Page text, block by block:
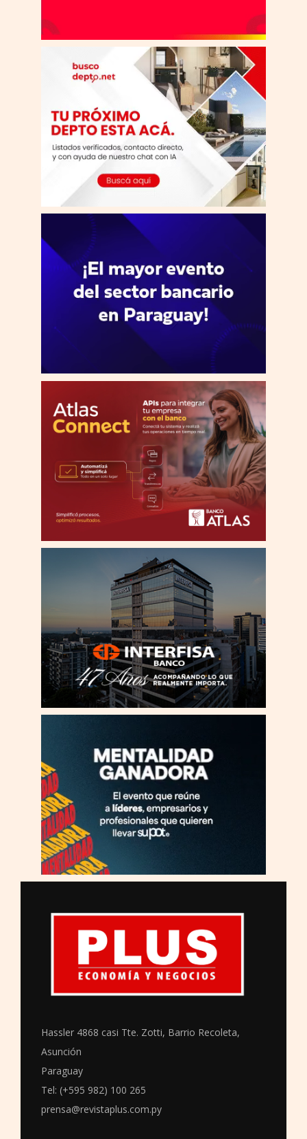
Hassler 4868 casi Tte. Zotti, Barrio Recoleta,
Asunción
Paraguay
Tel: (+595 982) 100 265
prensa@revistaplus.com.py